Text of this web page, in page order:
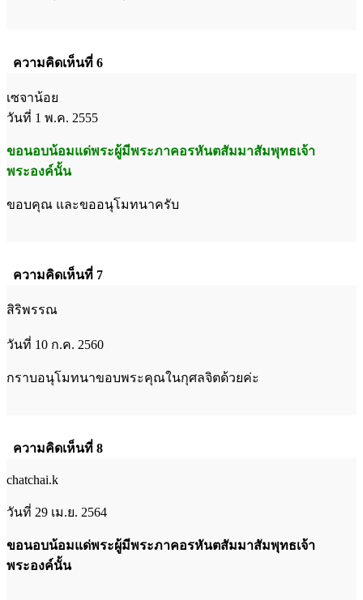
ความคิดเห็นที่ 6
เซจาน้อย
วันที่ 1 พ.ค. 2555
ขอนอบน้อมแด่พระผู้มีพระภาคอรหันตสัมมาสัมพุทธเจ้า
พระองค์นั้น
ขอบคุณ และขออนุโมทนาครับ
ความคิดเห็นที่ 7
สิริพรรณ
วันที่ 10 ก.ค. 2560
กราบอนุโมทนาขอบพระคุณในกุศลจิตด้วยค่ะ
ความคิดเห็นที่ 8
chatchai.k
วันที่ 29 เม.ย. 2564
ขอนอบน้อมแด่พระผู้มีพระภาคอรหันตสัมมาสัมพุทธเจ้า
พระองค์นั้น